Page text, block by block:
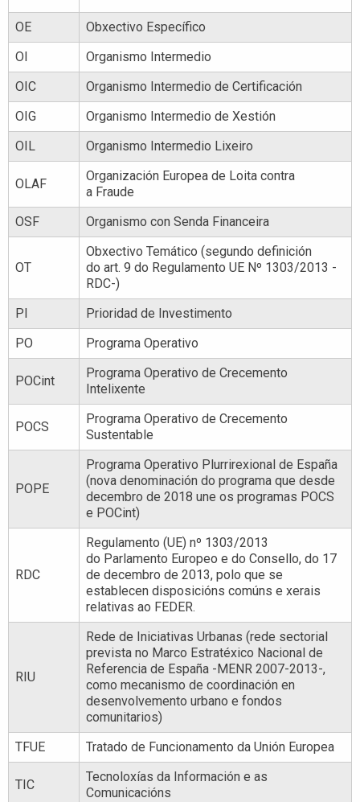
OE
Obxectivo Específico
OI
Organismo Intermedio
OIC
Organismo Intermedio de Certificación
OIG
Organismo Intermedio de Xestión
OIL
Organismo Intermedio Lixeiro
OLAF
Organización Europea de Loita contra
a Fraude
OSF
Organismo con Senda Financeira
OT
Obxectivo Temático (segundo definición
do art. 9 do Regulamento UE Nº 1303/2013 -
RDC-)
PI
Prioridad de Investimento
PO
Programa Operativo
POCint
Programa Operativo de Crecemento
Intelixente
POCS
Programa Operativo de Crecemento
Sustentable
POPE
Programa Operativo Plurrirexional de España
(nova denominación do programa que desde
decembro de 2018 une os programas POCS
e POCint)
RDC
Regulamento (UE) nº 1303/2013
do Parlamento Europeo e do Consello, do 17
de decembro de 2013, polo que se
establecen disposicións comúns e xerais
relativas ao FEDER.
RIU
Rede de Iniciativas Urbanas (rede sectorial
prevista no Marco Estratéxico Nacional de
Referencia de España -MENR 2007-2013-,
como mecanismo de coordinación en
desenvolvemento urbano e fondos
comunitarios)
TFUE
Tratado de Funcionamento da Unión Europea
TIC
Tecnoloxías da Información e as
Comunicacións